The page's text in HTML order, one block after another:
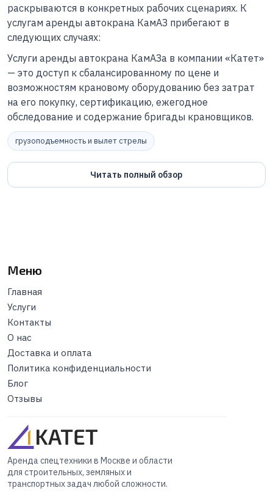
раскрываются в конкретных рабочих сценариях. К
услугам аренды автокрана КамАЗ прибегают в
следующих случаях:
Услуги аренды автокрана КамАЗа в компании «Катет»
— это доступ к сбалансированному по цене и
возможностям крановому оборудованию без затрат
на его покупку, сертификацию, ежегодное
обследование и содержание бригады крановщиков.
грузоподъемность и вылет стрелы
Читать полный обзор
Меню
Главная
Услуги
Контакты
О нас
Доставка и оплата
Политика конфиденциальности
Блог
Отзывы
Аренда спецтехники в Москве и области
для строительных, земляных и
транспортных задач любой сложности.